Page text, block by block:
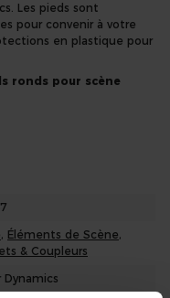
Les pieds sont
pour convenir à votre
en plastique pour
ronds pour scène
le sol
, Éléments de Scène,
& Coupleurs
Dynamics